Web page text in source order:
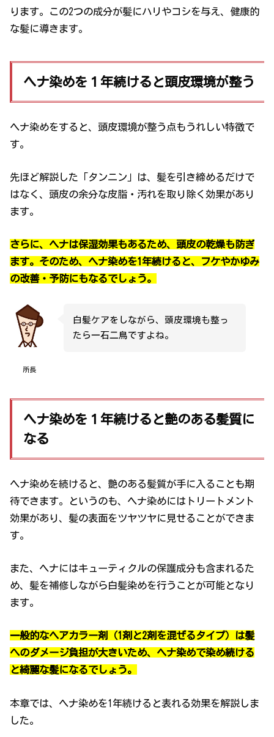
ります。この2つの成分が髪にハリやコシを与え、健康的
な髪に導きます。
ヘナ染めを１年続けると頭皮環境が整う
ヘナ染めをすると、頭皮環境が整う点もうれしい特徴で
す。
先ほど解説した「タンニン」は、髪を引き締めるだけで
はなく、頭皮の余分な皮脂・汚れを取り除く効果があり
ます。
さらに、ヘナは保湿効果もあるため、頭皮の乾燥も防ぎ
ます。そのため、ヘナ染めを1年続けると、フケやかゆみ
の改善・予防にもなるでしょう。
所長
白髪ケアをしながら、頭皮環境も整っ
たら一石二鳥ですよね。
ヘナ染めを１年続けると艶のある髪質に
なる
ヘナ染めを続けると、艶のある髪質が手に入ることも期
待できます。というのも、ヘナ染めにはトリートメント
効果があり、髪の表面をツヤツヤに見せることができま
す。
また、ヘナにはキューティクルの保護成分も含まれるた
め、髪を補修しながら白髪染めを行うことが可能となり
ます。
一般的なヘアカラー剤（1剤と2剤を混ぜるタイプ）は髪
へのダメージ負担が大きいため、ヘナ染めで染め続ける
と綺麗な髪になるでしょう。
本章では、ヘナ染めを1年続けると表れる効果を解説しま
した。